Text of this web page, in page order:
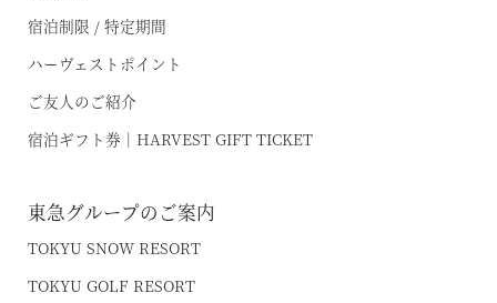
宿泊制限 / 特定期間
ハーヴェストポイント
ご友人のご紹介
宿泊ギフト券｜HARVEST GIFT TICKET
東急グループのご案内
TOKYU SNOW RESORT
TOKYU GOLF RESORT